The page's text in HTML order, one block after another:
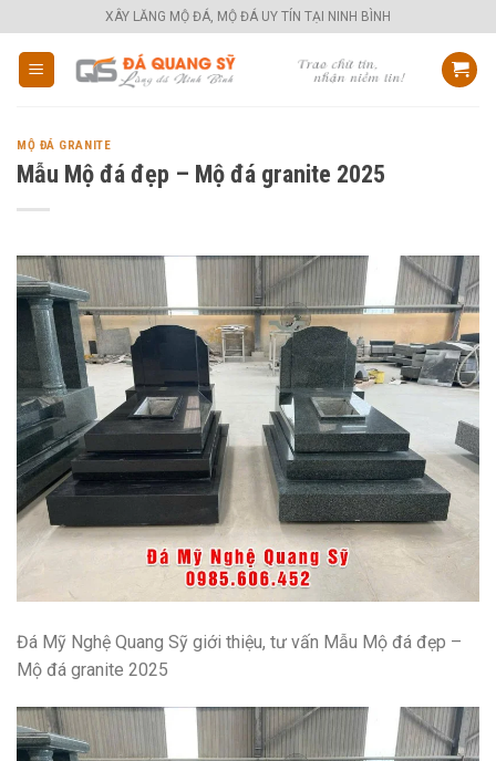
to
content
XÂY LĂNG MỘ ĐÁ, MỘ ĐÁ UY TÍN TẠI NINH BÌNH
MỘ ĐÁ GRANITE
Mẫu Mộ đá đẹp – Mộ đá granite 2025
Đá Mỹ Nghệ Quang Sỹ giới thiệu, tư vấn Mẫu Mộ đá đẹp –
Mộ đá granite 2025